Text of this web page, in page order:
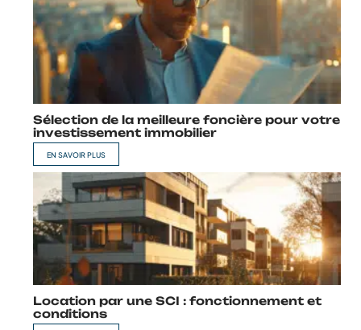
Sélection de la meilleure foncière pour votre
investissement immobilier
EN SAVOIR PLUS
Location par une SCI : fonctionnement et
conditions